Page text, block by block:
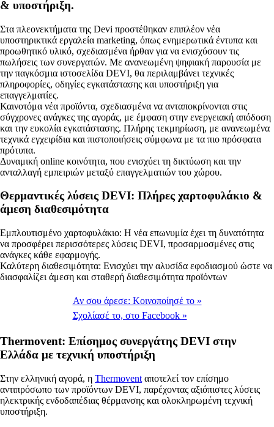
& υποστήριξη.
Στα πλεονεκτήματα της Devi προστέθηκαν επιπλέον νέα
υποστηρικτικά εργαλεία marketing, όπως ενημερωτικά έντυπα και
προωθητικό υλικό, σχεδιασμένα ήρθαν για να ενισχύσουν τις
πωλήσεις των συνεργατών. Με ανανεωμένη ψηφιακή παρουσία με
την παγκόσμια ιστοσελίδα DEVI, θα περιλαμβάνει τεχνικές
πληροφορίες, οδηγίες εγκατάστασης και υποστήριξη για
επαγγελματίες.
Καινοτόμα νέα προϊόντα, σχεδιασμένα να ανταποκρίνονται στις
σύγχρονες ανάγκες της αγοράς, με έμφαση στην ενεργειακή απόδοση
και την ευκολία εγκατάστασης. Πλήρης τεκμηρίωση, με ανανεωμένα
τεχνικά εγχειρίδια και πιστοποιήσεις σύμφωνα με τα πιο πρόσφατα
πρότυπα.
Δυναμική online κοινότητα, που ενισχύει τη δικτύωση και την
ανταλλαγή εμπειριών μεταξύ επαγγελματιών του χώρου.
Θερμαντικές λύσεις DEVI: Πλήρες χαρτοφυλάκιο &
άμεση διαθεσιμότητα
Εμπλουτισμένο χαρτοφυλάκιο: Η νέα επωνυμία έχει τη δυνατότητα
να προσφέρει περισσότερες λύσεις DEVI, προσαρμοσμένες στις
ανάγκες κάθε εφαρμογής.
Καλύτερη διαθεσιμότητα: Ενισχύει την αλυσίδα εφοδιασμού ώστε να
διασφαλίζει άμεση και σταθερή διαθεσιμότητα προϊόντων
Αν σου άρεσε: Κοινοποίησέ το »
Σχολίασέ το, στο Facebook »
Thermovent: Επίσημος συνεργάτης DEVI στην
Ελλάδα με τεχνική υποστήριξη
Στην ελληνική αγορά, η Thermovent αποτελεί τον επίσημο
αντιπρόσωπο των προϊόντων DEVI, παρέχοντας αξιόπιστες λύσεις
ηλεκτρικής ενδοδαπέδιας θέρμανσης και ολοκληρωμένη τεχνική
υποστήριξη.